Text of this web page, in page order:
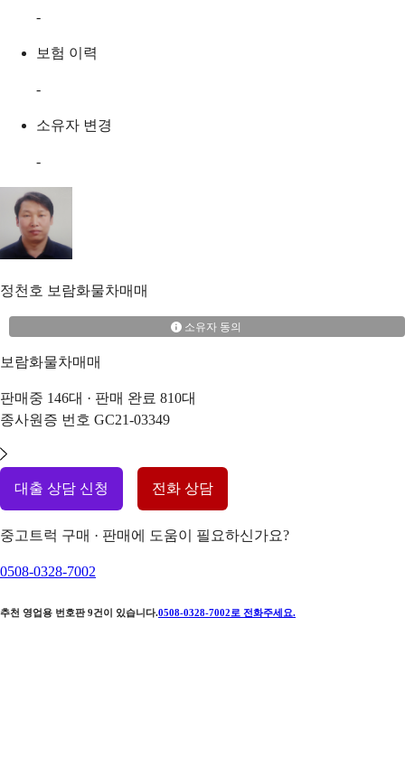
-
보험 이력
-
소유자 변경
-
정천호 보람화물차매매
소유자 동의
보람화물차매매
판매중 146대 · 판매 완료 810대
종사원증 번호 GC21-03349
대출 상담 신청 전화 상담
중고트럭 구매 · 판매에 도움이 필요하신가요?
0508-0328-7002
추천 영업용 번호판 9건이 있습니다.0508-0328-7002 로 전화주세요.